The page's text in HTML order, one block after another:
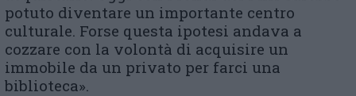
potuto diventare un importante centro
culturale. Forse questa ipotesi andava a
cozzare con la volontà di acquisire un
immobile da un privato per farci una
biblioteca».